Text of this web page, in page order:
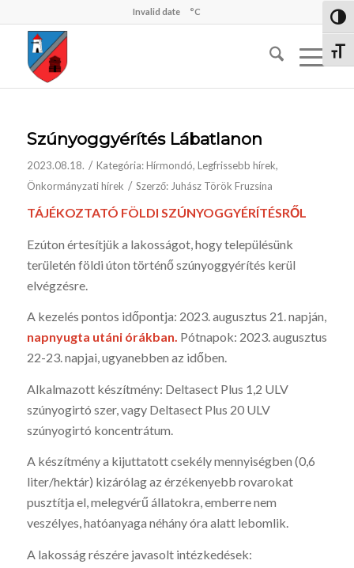
Invalid date °C
Szúnyoggyérítés Lábatlanon
2023.08.18. / Kategória:Hírmondó, Legfrissebb hírek,
Önkormányzati hírek / Szerző: Juhász Török Fruzsina
TÁJÉKOZTATÓ FÖLDI SZÚNYOGGYÉRÍTÉSRŐL
Ezúton értesítjük a lakosságot, hogy településünk
területén földi úton történő szúnyoggyérítés kerül
elvégzésre.
A kezelés pontos időpontja: 2023. augusztus 21. napján,
napnyugta utáni órákban. Pótnapok: 2023. augusztus
22-23. napjai, ugyanebben az időben.
Alkalmazott készítmény: Deltasect Plus 1,2 ULV
szúnyogirtó szer, vagy Deltasect Plus 20 ULV
szúnyogirtó koncentrátum.
A készítmény a kijuttatott csekély mennyiségben (0,6
liter/hektár) kizárólag az érzékenyebb rovarokat
pusztítja el, melegvérű állatokra, emberre nem
veszélyes, hatóanyaga néhány óra alatt lebomlik.
A lakosság részére javasolt intézkedések: